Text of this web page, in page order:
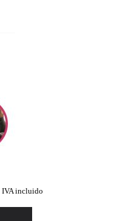
IVA incluido